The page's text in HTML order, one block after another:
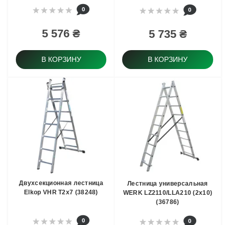
0
5 576 ₴
В КОРЗИНУ
0
5 735 ₴
В КОРЗИНУ
Двухсекционная лестница
Elkop VHR T2x7 (38248)
0
Лестница универсальная
WERK LZ2110/LLA210 (2х10)
(36786)
0